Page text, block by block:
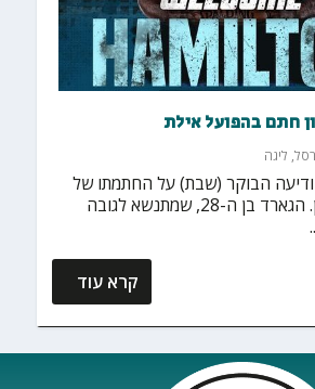
חתם בהפועל אילת
, ליגה
הבוקר (שבת) על החתמתו של
אלכס המילטון. הגארד בן ה-28, שמתנשא לגובה
קרא עוד